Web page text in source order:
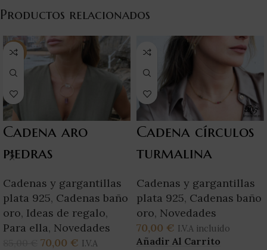
Productos relacionados
-18%
Cadena aro
piedras
Cadenas y gargantillas
plata 925, Cadenas baño
oro, Ideas de regalo,
Para ella, Novedades
70,00 € I.V.A
Cadena círculos
turmalina
Cadenas y gargantillas
plata 925, Cadenas baño
oro, Novedades
70,00 € I.V.A incluido
Añadir Al Carrito